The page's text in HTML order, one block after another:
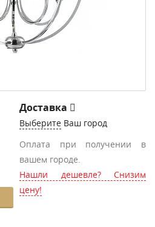
Доставка
Выберите Ваш город
Оплата при получении в
вашем городе.
Нашли дешевле? Снизим
цену!